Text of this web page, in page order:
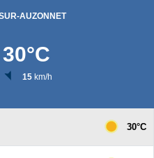
AUZONNET
30°C
15km/h
30°C